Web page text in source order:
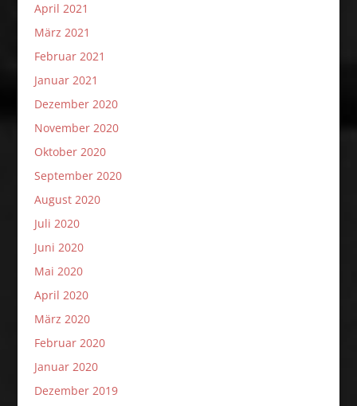
April 2021
März 2021
Februar 2021
Januar 2021
Dezember 2020
November 2020
Oktober 2020
September 2020
August 2020
Juli 2020
Juni 2020
Mai 2020
April 2020
März 2020
Februar 2020
Januar 2020
Dezember 2019